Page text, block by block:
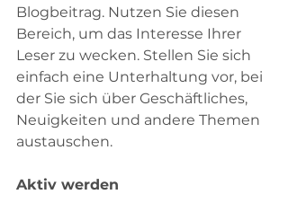
Blogbeitrag. Nutzen Sie diesen
Bereich, um das Interesse Ihrer
Leser zu wecken. Stellen Sie sich
einfach eine Unterhaltung vor, bei
der Sie sich über Geschäftliches,
Neuigkeiten und andere Themen
austauschen.
Aktiv werden